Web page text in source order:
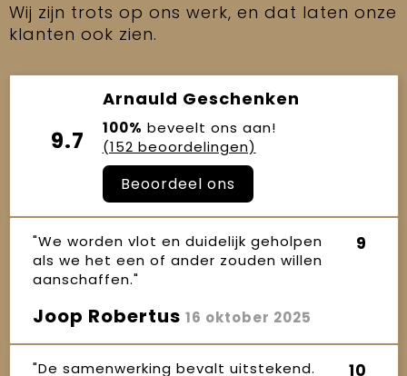
Wij zijn trots op ons werk, en dat laten onze
klanten ook zien.
9.7
Arnauld Geschenken
100% beveelt ons aan!
(152 beoordelingen)
Beoordeel ons
"We worden vlot en duidelijk geholpen
als we het een of ander zouden willen
aanschaffen."
9
Joop Robertus 16 oktober 2025
"De samenwerking bevalt uitstekend.
10